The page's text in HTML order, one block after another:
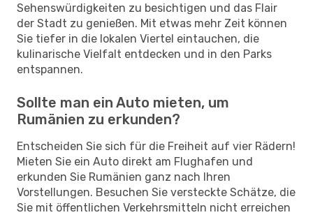
Sehenswürdigkeiten zu besichtigen und das Flair
der Stadt zu genießen. Mit etwas mehr Zeit können
Sie tiefer in die lokalen Viertel eintauchen, die
kulinarische Vielfalt entdecken und in den Parks
entspannen.
Sollte man ein Auto mieten, um
Rumänien zu erkunden?
Entscheiden Sie sich für die Freiheit auf vier Rädern!
Mieten Sie ein Auto direkt am Flughafen und
erkunden Sie Rumänien ganz nach Ihren
Vorstellungen. Besuchen Sie versteckte Schätze, die
Sie mit öffentlichen Verkehrsmitteln nicht erreichen